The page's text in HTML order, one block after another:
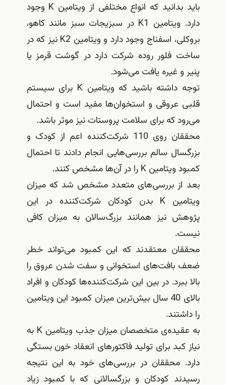
باید بدانید که انواع مختلفی از ویتامین K وجود
دارد. ویتامین K1 در سبزیجات سبز مانند کاهو،
بروکلی، اسفناج وجود دارد و ویتامین K2 نیز که در
ساخت فلور روده شرکت دارد در گوشت قرمز یا
پنیر و غیره یافت می‌شود.
توجه داشته باشید که ویتامین K برای سیستم
قلبی عروقی و استخوان‌ها مفید است و احتمال
می‌رود که برای سلامت پروستات نیز موثر باشد.
محققان روی 110 شرکت‌کننده اعم از کودک و
بزرگسال سالم بررسی‌هایی انجام دادند تا احتمال
کمبود ویتامین K را در آن‌ها مشخص کنند.
بعد از بررسی‌های متعدد مشخص شد که میزان
ویتامین K بدن کودکان شرکت‌کننده در این
پژوهش نیز همانند بزرگ‌سالان به میزان کافی
نیست.
محققان معتقدند که این کمبود می‌تواند خطر
ضعف بافت‌های استخوانی و سفت شدن عروق را
بالا ببرد. در بین این شرکت‌کننده‌ها کودکان و افراد
بالای 40 سال بیش‌ترین میزان کمبود این ویتامین
را داشتند.
به عقیده‌ی متخصصان میزان جذب ویتامین K به
نیاز کبد برای تولید فاکتورهای انعقاد خون بستگی
دارد. محققان در بررسی‌های خود به این نتیجه
رسیدند کودکان و بزرگسالانی که با کمبود زیاد